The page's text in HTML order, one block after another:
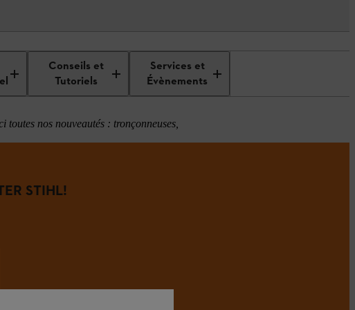
Conseils et
Tutoriels
Services et
Évènements
toutes nos nouveautés : tronçonneuses,
STIHL!